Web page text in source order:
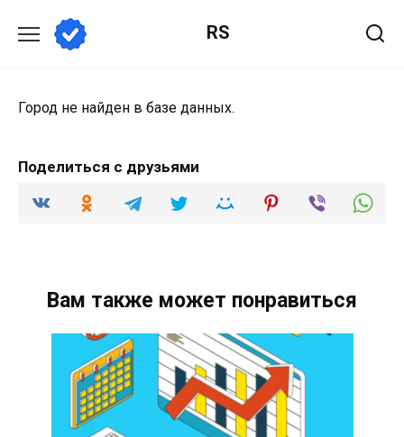
содержанию
RS
Город не найден в базе данных.
Поделиться с друзьями
Вам также может понравиться